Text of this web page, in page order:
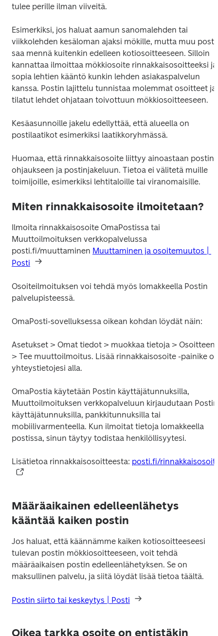
tulee perille ilman viiveitä.
Esimerkiksi, jos haluat aamun sanomalehden tai
viikkolehden kesäloman ajaksi mökille, mutta muu posti
saa mennä kuitenkin edelleen kotiosoitteeseen. Silloin
kannattaa ilmoittaa mökkiosoite rinnakkaisosoitteeksi ja
sopia lehtien kääntö kunkin lehden asiakaspalvelun
kanssa. Postin lajittelu tunnistaa molemmat osoitteet ja
tilatut lehdet ohjataan toivottuun mökkiosoitteeseen.
Kesäasunnoille jakelu edellyttää, että alueella on
postilaatikot esimerkiksi laatikkoryhmässä.
Huomaa, että rinnakkaisosoite liittyy ainoastaan postin
ohjaukseen ja postinjakeluun. Tietoa ei välitetä muille
toimijoille, esimerkiksi lehtitaloille tai viranomaisille.
Miten rinnakkaisosoite ilmoitetaan?
Ilmoita rinnakkaisosoite OmaPostissa tai
Muuttoilmoituksen verkkopalvelussa
posti.fi/muuttaminen Muuttaminen ja osoitemuutos |
Posti
Osoiteilmoituksen voi tehdä myös lomakkeella Postin
palvelupisteessä.
OmaPosti-sovelluksessa oikean kohdan löydät näin:
Asetukset > Omat tiedot > muokkaa tietoja >
> Tee muuttoilmoitus. Lisää rinnakkaisosoite -painike
yhteystietojesi alla.
OmaPostia käytetään Postin käyttäjätunnuksilla,
Muuttoilmoituksen verkkopalveluun kirjaudutaan Postin
käyttäjätunnuksilla, pankkitunnuksilla tai
mobiilivarmenteella. Kun ilmoitat tietoja lomakkeella
postissa, sinun täytyy todistaa henkilöllisyytesi.
Lisätietoa rinnakkaisosoitteesta: posti.fi/
Määräaikainen edelleenlähetys
kääntää kaiken postin
Jos haluat, että käännämme kaiken kotiosoitteeseesi
tulevan postin mökkiosoitteeseen, voit tehdä
määräaikaisen postin edelleenlähetyksen. Se on
maksullinen palvelu, ja siitä löydät lisää tietoa täältä.
Postin siirto tai keskeytys | Posti
Oikea tarkka osoite on entistäkin